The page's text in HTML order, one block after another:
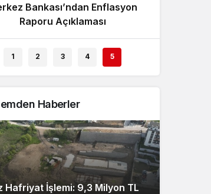
Sistem Modu
Sistem modunu seçin.
Bankası’ndan Enflasyon
Raporu Açıklaması
1 2 3 4 5
Haberler
Hafriyat İşlemi: 9,3 Milyon TL